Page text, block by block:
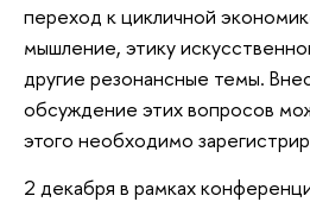
переход к цикличной
мышление, этику
другие резонансные темы.
обсуждение этих вопросов
этого необходимо
2 декабря в рамках